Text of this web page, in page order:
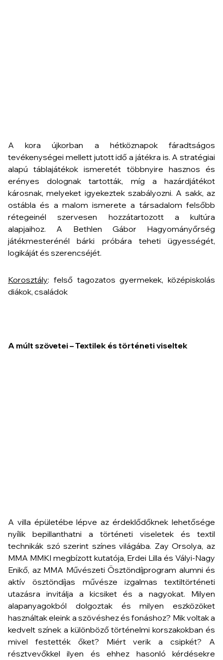
A kora újkorban a hétköznapok fáradtságos
tevékenységei mellett jutott idő a játékra is. A stratégiai
alapú táblajátékok ismeretét többnyire hasznos és
erényes dolognak tartották, míg a hazárdjátékot
károsnak, melyeket igyekeztek szabályozni. A sakk, az
ostábla és a malom ismerete a társadalom felsőbb
rétegeinél szervesen hozzátartozott a kultúra
alapjaihoz. A Bethlen Gábor Hagyományőrség
játékmesterénél bárki próbára teheti ügyességét,
logikáját és szerencséjét.
Korosztály: felső tagozatos gyermekek, középiskolás
diákok, családok
A múlt szövetei – Textilek és történeti viseltek
A villa épületébe lépve az érdeklődőknek lehetősége
nyílik bepillanthatni a történeti viseletek és textil
technikák szó szerint színes világába. Zay Orsolya, az
MMA MMKI megbízott kutatója, Erdei Lilla és Vályi-Nagy
Enikő, az MMA Művészeti Ösztöndíjprogram alumni és
aktív ösztöndíjas művésze izgalmas textiltörténeti
utazásra invitálja a kicsiket és a nagyokat. Milyen
alapanyagokból dolgoztak és milyen eszközöket
használtak eleink a szövéshez és fonáshoz? Mik voltak a
kedvelt színek a különböző történelmi korszakokban és
mivel festették őket? Miért verik a csipkét? A
résztvevőkkel ilyen és ehhez hasonló kérdésekre